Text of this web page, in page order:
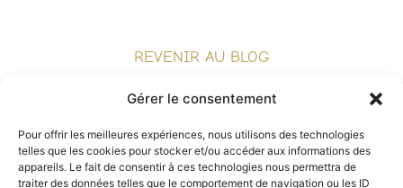
Gérer le consentement
Pour offrir les meilleures expériences, nous utilisons des technologies
telles que les cookies pour stocker et/ou accéder aux informations des
appareils. Le fait de consentir à ces technologies nous permettra de
traiter des données telles que le comportement de navigation ou les ID
REVENIR AU BLOG